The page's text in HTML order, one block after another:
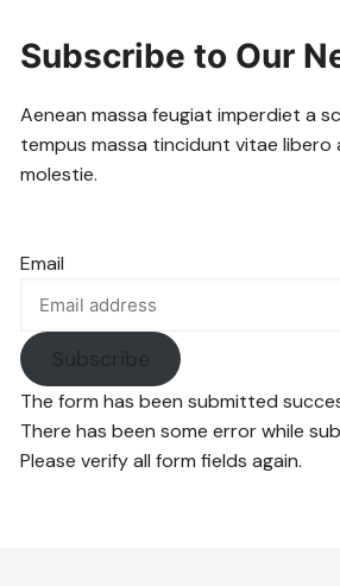
Subscribe to Our
Aenean massa feugiat imperdiet a
tempus massa tincidunt vitae libero
molestie.
Email
Subscribe
The form has been submitted
There has been some error while
Please verify all form fields again.